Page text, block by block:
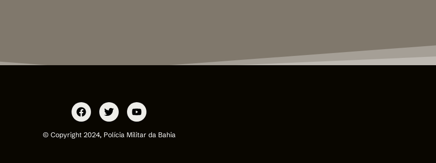
© Copyright 2024, Polícia Militar da Bahia